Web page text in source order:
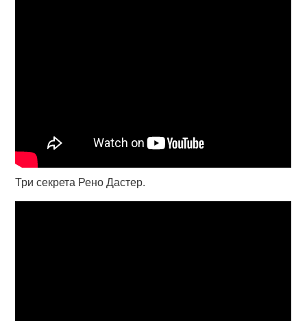
Три секрета Рено Дастер.